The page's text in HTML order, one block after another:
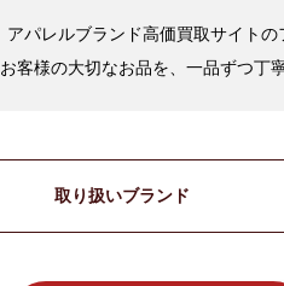
アパレルブランド高価買取サイト
お客様の大切なお品を、一品ずつ丁
取り扱いブランド